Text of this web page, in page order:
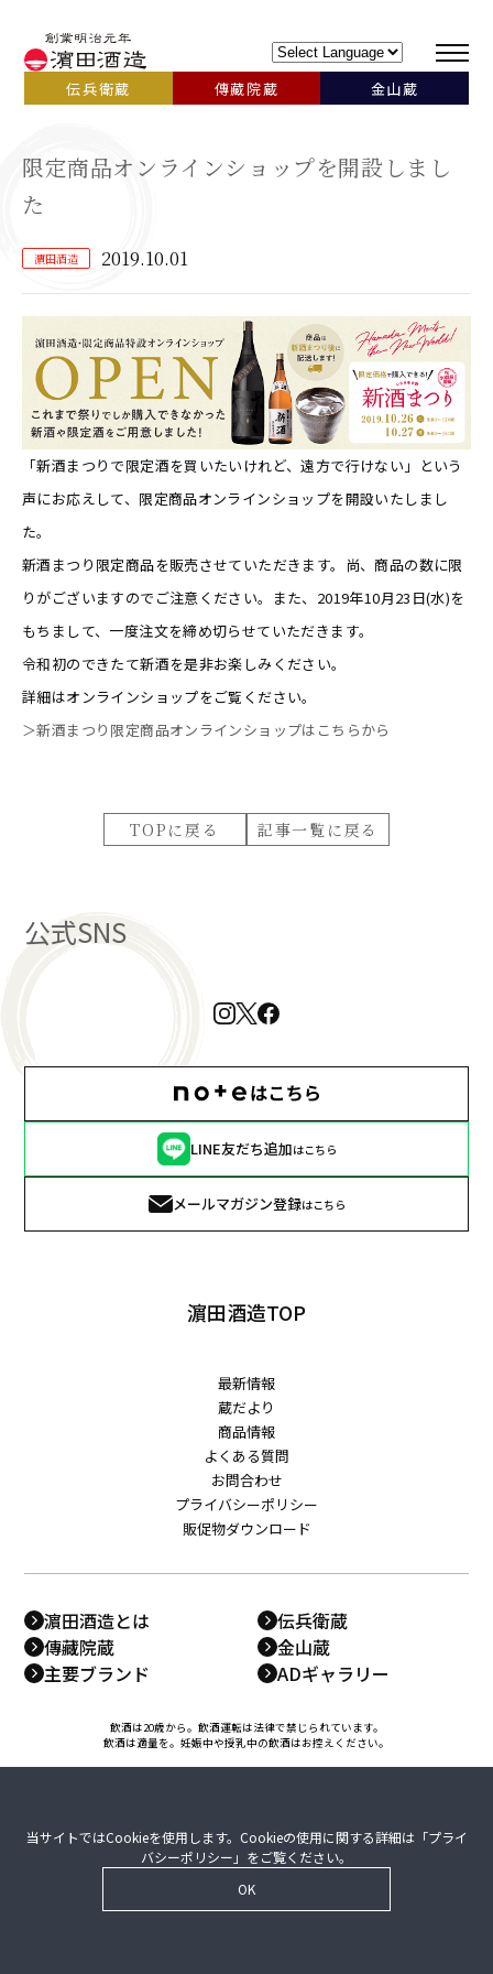
伝兵衛蔵 傳藏院蔵 金山蔵
限定商品オンラインショップを開設しまし
た
濵田酒造 2019.10.01
「新酒まつりで限定酒を買いたいけれど、遠方で行けない」という
声にお応えして、限定商品オンラインショップを開設いたしまし
た。
新酒まつり限定商品を販売させていただきます。尚、商品の数に限
りがございますのでご注意ください。また、2019年10月23日(水)を
もちまして、一度注文を締め切らせていただきます。
令和初のできたて新酒を是非お楽しみください。
詳細はオンラインショップをご覧ください。
＞新酒まつり限定商品オンラインショップはこちらから
TOPに戻る 記事一覧に戻る
公式SNS
LINE友だち追加はこちら
メールマガジン登録はこちら
濵田酒造TOP
最新情報
蔵だより
商品情報
よくある質問
お問合わせ
プライバシーポリシー
販促物ダウンロード
濵田酒造とは
伝兵衛蔵
傳藏院蔵
金山蔵
主要ブランド
ADギャラリー
飲酒は20歳から。飲酒運転は法律で禁じられています。
飲酒は適量を。妊娠中や授乳中の飲酒はお控えください。
当サイトではCookieを使用します。Cookieの使用に関する詳細は「プライ
バシーポリシー 」をご覧ください。
OK